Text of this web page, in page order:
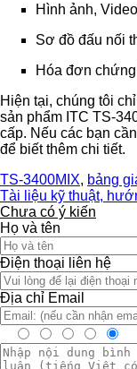
Hình ảnh,
Sơ đồ đấu nối
Hóa đơn
Hiện tại, chúng tôi
sản phẩm ITC TS-
cấp. Nếu các bạn
để biết thêm chi tiết.
TS-3400MIX, bảng
Tài liệu kỹ thuật,
Chưa có ý kiến
Họ và tên
Điện thoại liên hệ
Địa chỉ Email